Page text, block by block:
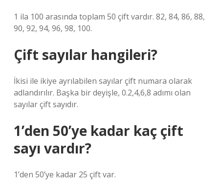
1 ila 100 arasında toplam 50 çift vardır. 82, 84, 86, 88,
90, 92, 94, 96, 98, 100.
Çift sayılar hangileri?
İkisi ile ikiye ayrılabilen sayılar çift numara olarak
adlandırılır. Başka bir deyişle, 0.2,4,6,8 adımı olan
sayılar çift sayıdır.
1’den 50’ye kadar kaç çift
sayı vardır?
1’den 50’ye kadar 25 çift var.